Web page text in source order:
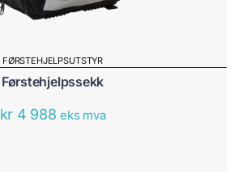
FØRSTEHJELPSUTSTYR
Førstehjelpssekk
kr 4 988 eks mva